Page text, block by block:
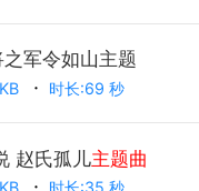
军令如山主题
时长:69 秒
赵氏孤儿主题曲